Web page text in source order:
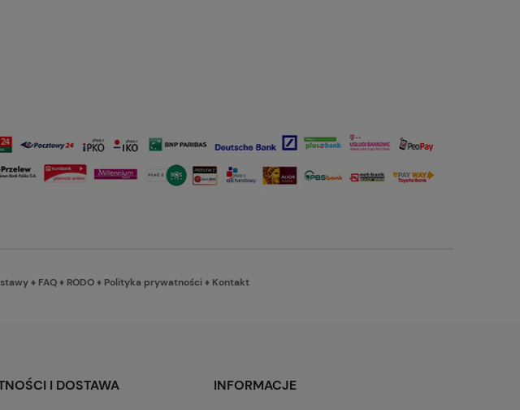
♦ FAQ♦ RODO♦ Polityka prywatności♦ Kontakt
I DOSTAWA INFORMACJE